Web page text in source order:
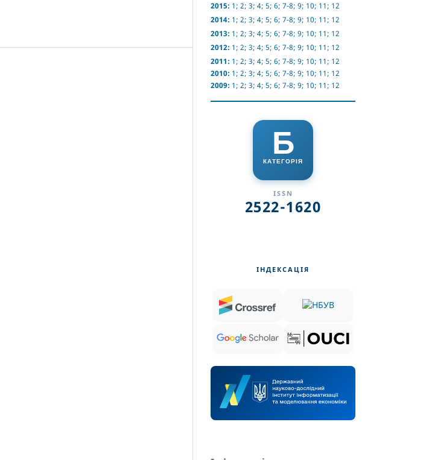
2015: 1; 2; 3; 4; 5; 6; 7-8; 9; 10; 11; 12
2014: 1; 2; 3; 4; 5; 6; 7-8; 9; 10; 11; 12
2013: 1; 2; 3; 4; 5; 6; 7-8; 9; 10; 11; 12
2012: 1; 2; 3; 4; 5; 6; 7-8; 9; 10; 11; 12
2011: 1; 2; 3; 4; 5; 6; 7-8; 9; 10; 11; 12
2010: 1; 2; 3; 4; 5; 6; 7-8; 9; 10; 11; 12
2009: 1; 2; 3; 4; 5; 6; 7-8; 9; 10; 11; 12
Б
КАТЕГОРІЯ
ISSN
2522-1620
ІНДЕКСАЦІЯ